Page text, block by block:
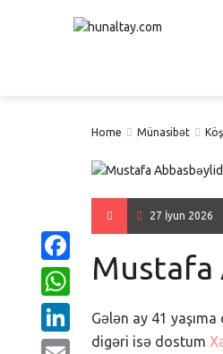
Home Münasibət
27 İyun 2026
Mustafa
Gələn ay 41
digəri isə dostum
Facebook
WhatsApp
LinkedIn